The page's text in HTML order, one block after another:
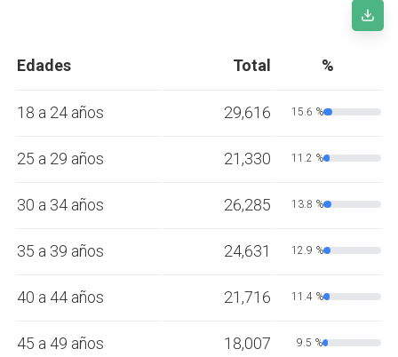
Edades Total %
18 a 24 años 29,616 15.6 %
25 a 29 años 21,330 11.2 %
30 a 34 años 26,285 13.8 %
35 a 39 años 24,631 12.9 %
40 a 44 años 21,716 11.4 %
45 a 49 años 18,007 9.5 %